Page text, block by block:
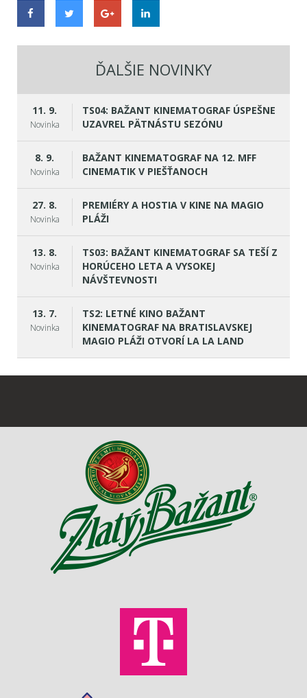
ĎALŠIE NOVINKY
11. 9.
Novinka
TS04: BAŽANT KINEMATOGRAF ÚSPEŠNE
UZAVREL PÄTNÁSTU SEZÓNU
8. 9.
Novinka
BAŽANT KINEMATOGRAF NA 12. MFF
CINEMATIK V PIEŠŤANOCH
27. 8.
Novinka
PREMIÉRY A HOSTIA V KINE NA MAGIO
PLÁŽI
13. 8.
Novinka
TS03: BAŽANT KINEMATOGRAF SA TEŠÍ Z
HORÚCEHO LETA A VYSOKEJ
NÁVŠTEVNOSTI
13. 7.
Novinka
TS2: LETNÉ KINO BAŽANT
KINEMATOGRAF NA BRATISLAVSKEJ
MAGIO PLÁŽI OTVORÍ LA LA LAND